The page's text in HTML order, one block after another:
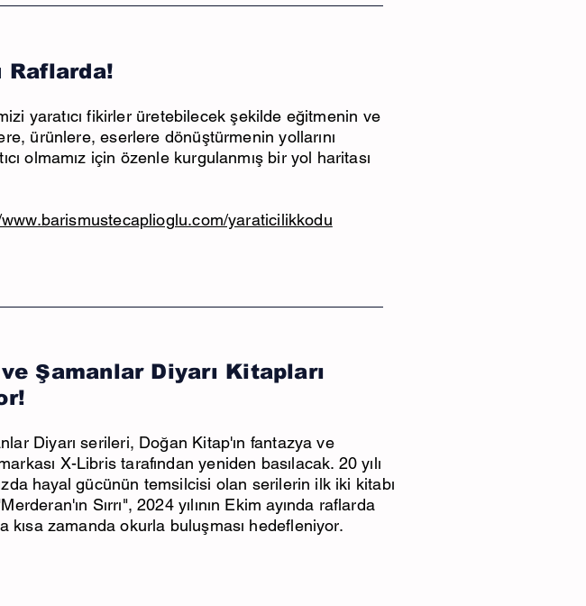
Raflarda!
yaratıcı fikirler üretebilecek şekilde eğitmenin ve
ürünlere, eserlere dönüştürmenin yollarını
olmamız için özenle kurgulanmış bir yol haritası
yaraticilikkodu
Şamanlar Diyarı Kitapları
!
Diyarı serileri, Doğan Kitap'ın fantazya ve
X-Libris tarafından yeniden basılacak. 20 yılı
hayal gücünün temsilcisi olan serilerin ilk iki kitabı
Sırrı", 2024 yılının Ekim ayında raflarda
kısa zamanda okurla buluşması hedefleniyor.